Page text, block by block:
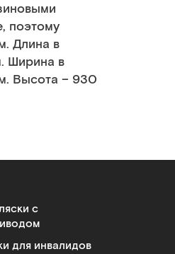
поэтому
Длина в
Ширина в
Высота – 930
с
для инвалидов